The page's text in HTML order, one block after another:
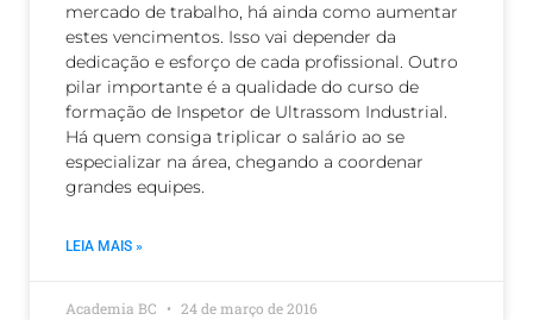
mercado de trabalho, há ainda como aumentar
estes vencimentos. Isso vai depender da
dedicação e esforço de cada profissional. Outro
pilar importante é a qualidade do curso de
formação de Inspetor de Ultrassom Industrial.
Há quem consiga triplicar o salário ao se
especializar na área, chegando a coordenar
grandes equipes.
LEIA MAIS »
Academia BC 24 de março de 2016